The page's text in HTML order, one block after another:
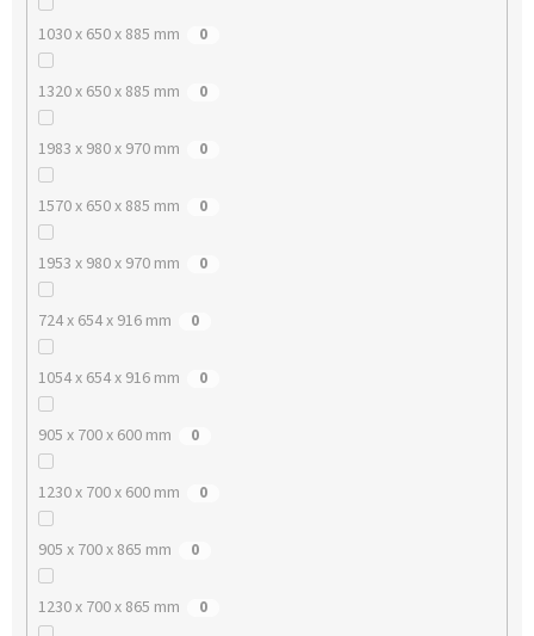
1030 x 650 x 885 mm 0
1320 x 650 x 885 mm 0
1983 x 980 x 970 mm 0
1570 x 650 x 885 mm 0
1953 x 980 x 970 mm 0
724 x 654 x 916 mm 0
1054 x 654 x 916 mm 0
905 x 700 x 600 mm 0
1230 x 700 x 600 mm 0
905 x 700 x 865 mm 0
1230 x 700 x 865 mm 0